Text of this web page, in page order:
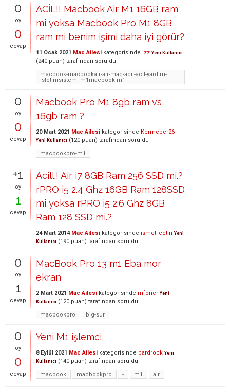
0
oy
0
cevap
ACİL!! Macbook Air M1 16GB ram
mi yoksa Macbook Pro M1 8GB
ram mi benim işimi daha iyi görür?
11 Ocak 2021 Mac Ailesi kategorisinde izz Yeni Kullanıcı
(240 puan) tarafından soruldu
macbook-macbookair-air-mac-acil-acıl-yardim-
isletimsistemi-m1macbook-m1
0
oy
0
cevap
Macbook Pro M1 8gb ram vs
16gb ram ?
20 Mart 2021 Mac Ailesi kategorisinde Kermebcr26
Yeni Kullanıcı (120 puan) tarafından soruldu
macbookpro-m1
+1
oy
1
cevap
Acill.! Air i7 8GB Ram 256 SSD mi.?
rPRO i5 2.4 Ghz 16GB Ram 128SSD
mi yoksa rPRO i5 2.6 Ghz 8GB
Ram 128 SSD mi.?
24 Mart 2014 Mac Ailesi kategorisinde ismet_cetin Yeni
Kullanıcı (190 puan) tarafından soruldu
0
oy
1
cevap
MacBook Pro 13 m1 Eba mor
ekran
2 Mart 2021 Mac Ailesi kategorisinde mfoner Yeni
Kullanıcı (120 puan) tarafından soruldu
macbookpro
big-sur
0
oy
0
cevap
Yeni M1 işlemci
8 Eylül 2021 Mac Ailesi kategorisinde bardrock Yeni
Kullanıcı (140 puan) tarafından soruldu
macbook
macbookpro - m1 air